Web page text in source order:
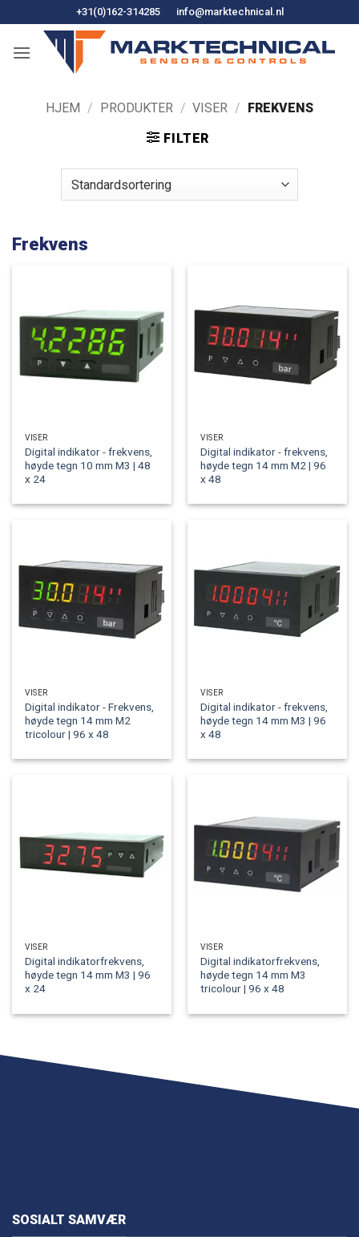
til
innhold
+31(0)162-314285 info@marktechnical.nl
HJEM / PRODUKTER / VISER / FREKVENS
FILTER
Frekvens
VISER
Digital indikator - frekvens,
høyde tegn 10 mm M3 | 48
x 24
VISER
Digital indikator - frekvens,
høyde tegn 14 mm M2 | 96
x 48
VISER
Digital indikator - Frekvens,
høyde tegn 14 mm M2
tricolour | 96 x 48
VISER
Digital indikator - frekvens,
høyde tegn 14 mm M3 | 96
x 48
VISER
Digital indikatorfrekvens,
høyde tegn 14 mm M3 | 96
x 24
VISER
Digital indikatorfrekvens,
høyde tegn 14 mm M3
tricolour | 96 x 48
SOSIALT SAMVÆR